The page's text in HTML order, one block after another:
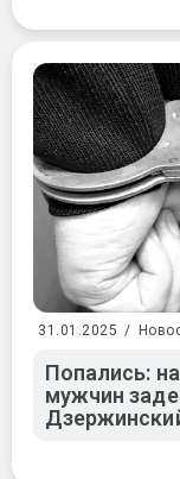
31.01.2025 /
Попались:
мужчин